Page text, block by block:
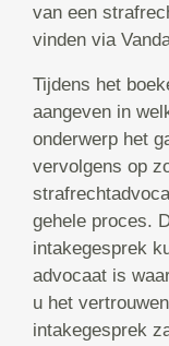
van een
vinden via
Tijdens het
aangeven in
onderwerp het
vervolgens op
gehele proces.
intakegesprek
advocaat is
u het
intakegesprek